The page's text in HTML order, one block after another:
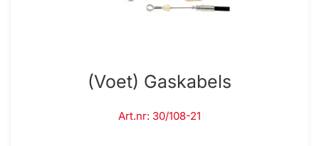
(Voet) Gaskabels
Art.nr: 30/108-21